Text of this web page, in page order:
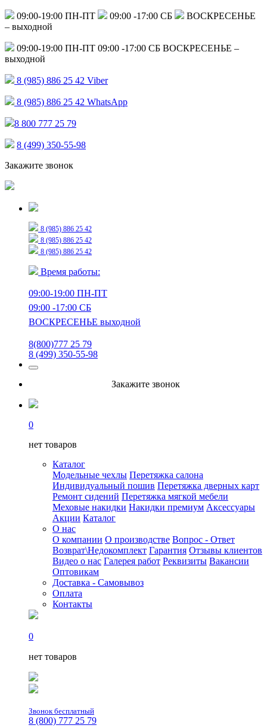
09:00-19:00 ПН-ПТ 09:00 -17:00 СБ
ВОСКРЕСЕНЬЕ
– выходной
09:00-19:00 ПН-ПТ 09:00 -17:00 СБ ВОСКРЕСЕНЬЕ –
выходной
8 (985) 886 25 42 Viber
8 (985) 886 25 42 WhatsApp
8 800 777 25 79
8 (499) 350-55-98
Закажите звонок
8 (985) 886 25 42
8 (985) 886 25 42
8 (985) 886 25 42
Время работы:
09:00-19:00 ПН-ПТ
09:00 -17:00 СБ
ВОСКРЕСЕНЬЕ выходной
8(800)777 25 79
8 (499) 350-55-98
Закажите звонок
0
нет товаров
Каталог
Модельные чехлы Перетяжка салона
Индивидуальный пошив Перетяжка дверных карт
Ремонт сидений Перетяжка мягкой мебели
Меховые накидки Накидки премиум Аксессуары
Акции Каталог
О нас
О компании О производстве Вопрос - Ответ
Возврат\Недокомплект Гарантия Отзывы клиентов
Видео о нас Галерея работ Реквизиты Вакансии
Оптовикам
Доставка - Самовывоз
Оплата
Контакты
0
нет товаров
Звонок бесплатный
8 (800) 777 25 79